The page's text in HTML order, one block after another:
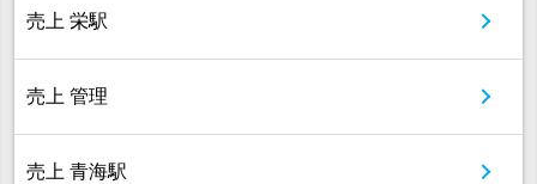
売上 栄駅
売上 管理
売上 青海駅